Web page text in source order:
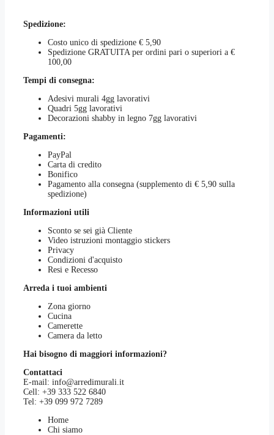
scelte
nella
Spedizione:
Costo unico di spedizione € 5,90
Spedizione GRATUITA per ordini pari o superiori a €
100,00
Tempi di consegna:
Adesivi murali 4gg lavorativi
Quadri 5gg lavorativi
Decorazioni shabby in legno 7gg lavorativi
Pagamenti:
PayPal
Carta di credito
Bonifico
Pagamento alla consegna (supplemento di € 5,90 sulla
spedizione)
Informazioni utili
Sconto se sei già Cliente
Video istruzioni montaggio stickers
Privacy
Condizioni d'acquisto
Resi e Recesso
Arreda i tuoi ambienti
Zona giorno
Cucina
Camerette
Camera da letto
Hai bisogno di maggiori informazioni?
Contattaci
E-mail: info@arredimurali.it
Cell: +39 333 522 6840
Tel: +39 099 972 7289
Home
Chi siamo